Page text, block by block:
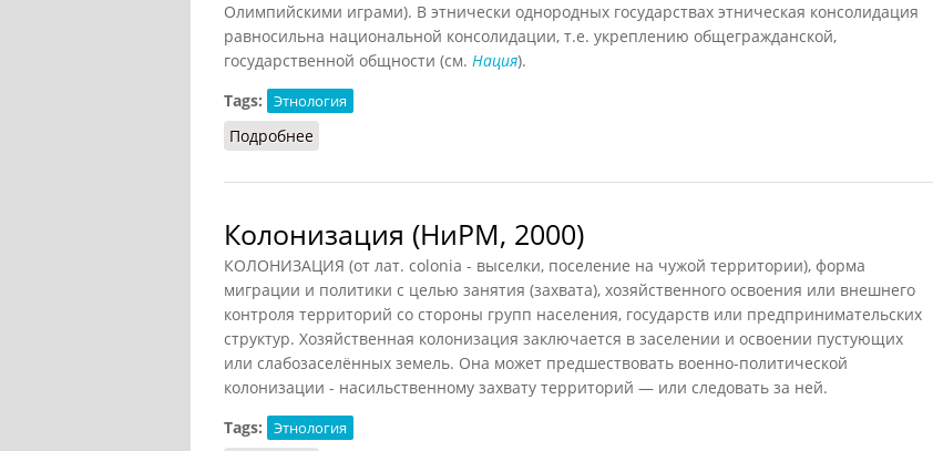
Олимпийскими играми). В этнически однородных государствах этническая консолидация
равносильна национальной консолидации, т.е. укреплению общегражданской,
государственной общности (см. Нация).
Tags:
Этнология
Подробнее
Колонизация (НиРМ, 2000)
КОЛОНИЗАЦИЯ (от лат. colonia - выселки, поселение на чужой территории), форма
миграции и политики с целью занятия (захвата), хозяйственного освоения или внешнего
контроля территорий со стороны групп населения, государств или предпринимательских
структур. Хозяйственная колонизация заключается в заселении и освоении пустующих
или слабозаселённых земель. Она может предшествовать военно-политической
колонизации - насильственному захвату территорий — или следовать за ней.
Tags:
Этнология